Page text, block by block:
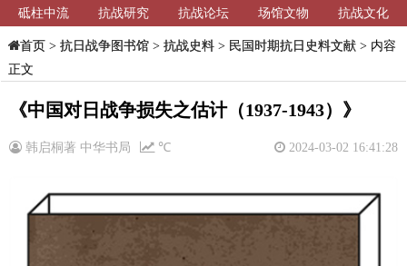
砥柱中流
抗战研究 抗战论坛 场馆文物 抗战文化
首页> 抗日战争图书馆> 抗战史料> 民国时期抗日史料文献> 内容
正文
《中国对日战争损失之估计（1937-1943）》
韩启桐著 中华书局 2024-03-02 16:41:28
℃